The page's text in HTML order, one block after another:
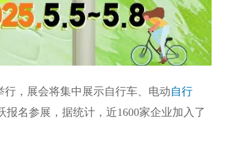
行，展会将集中展示自行车、电动自行
报名参展，据统计，近1600家企业加入了